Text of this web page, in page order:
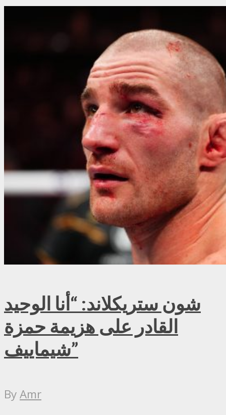
شون ستريكلاند: “أنا الوحيد
القادر على هزيمة حمزة
شيماييف”
ByAmr